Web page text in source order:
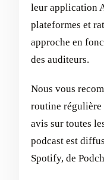
leur application
plateformes et
approche en
des auditeurs.
Nous vous
routine régulière
avis sur toutes
podcast est
Spotify, de